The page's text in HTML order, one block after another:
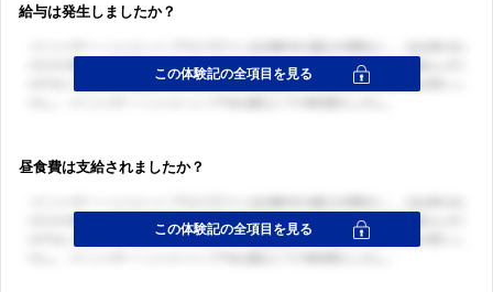
給与は発生しましたか？
昼食費は支給されましたか？